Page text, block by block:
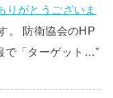
りがとうございま
。 防衛協会のHP
で「ターゲット…”